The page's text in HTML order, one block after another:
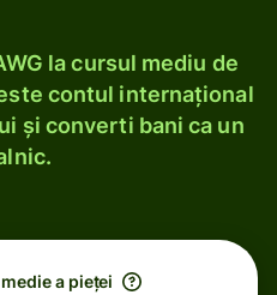
la cursul mediu de
contul internațional
și converti bani ca un
a pieței